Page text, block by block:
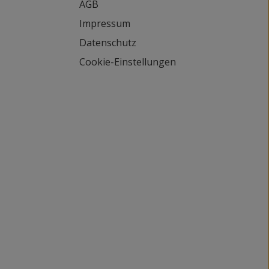
AGB
Impressum
Datenschutz
Cookie-Einstellungen